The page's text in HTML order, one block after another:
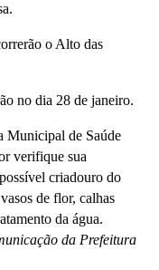
o Alto das
no dia 28 de janeiro.
Municipal de Saúde
verifique sua
criadouro do
de flor, calhas
da água.
da Prefeitura